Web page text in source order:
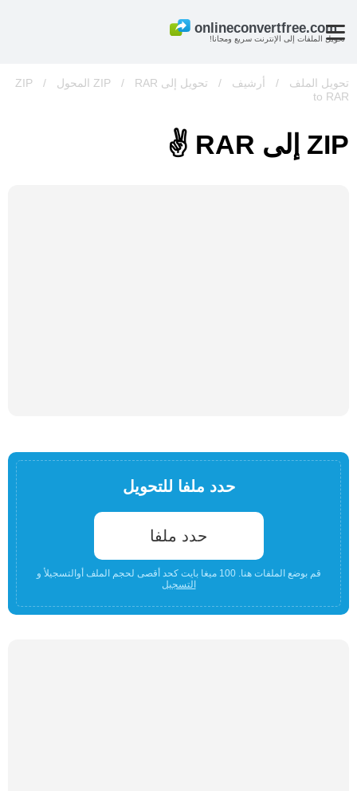
تحويل الملفات إلى الإنترنت سريع ومجانا!
تحويل الملف / أرشيف / تحويل إلى ZIP / RAR المحول /
ZIP
to RAR
ZIP إلى RAR ✌
حدد ملفا للتحويل
حدد ملفا
قم بوضع الملفات هنا. 100 ميغا بايت كحد أقصى لحجم الملف أوالتسجيلأ و
التسجيل